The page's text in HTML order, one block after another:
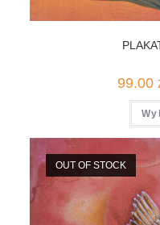
99.00
OUT OF STOCK